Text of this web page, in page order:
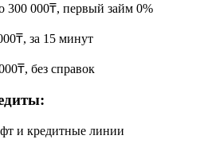
300 000₸, первый займ 0%
за 15 минут
без справок
и кредитные линии